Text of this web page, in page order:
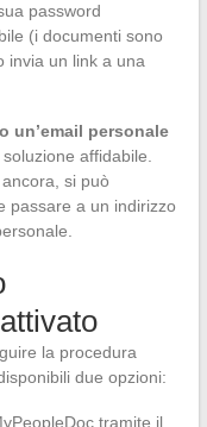
password
(i documenti sono
invia un link a una
un’email personale
soluzione affidabile.
si può
passare a un indirizzo
la procedura
due opzioni:
tramite il